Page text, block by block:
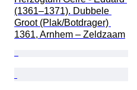
(1361–1371). Dubbele
Groot (Plak/Botdrager)
1361, Arnhem – Zeldzaam